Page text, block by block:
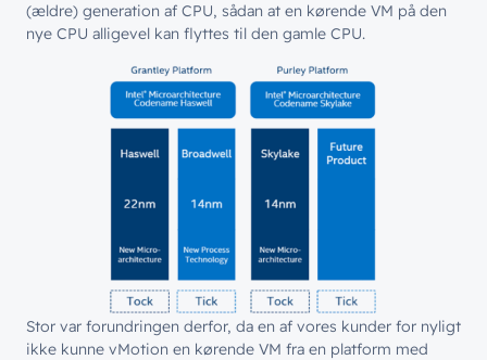
(ældre) generation af CPU, sådan at en kørende VM på den
nye CPU alligevel kan flyttes til den gamle CPU.
Stor var forundringen derfor, da en af vores kunder for nyligt
ikke kunne vMotion en kørende VM fra en platform med